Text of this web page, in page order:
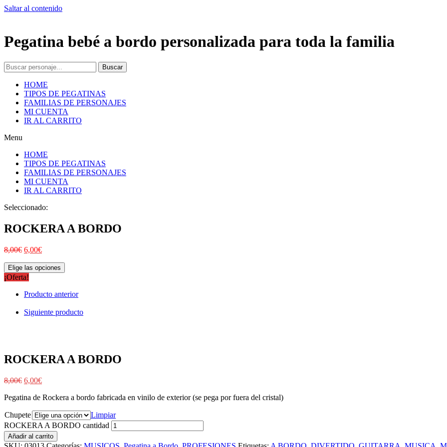
Saltar al contenido
Pegatina bebé a bordo personalizada para toda la familia
Buscar
HOME
TIPOS DE PEGATINAS
FAMILIAS DE PERSONAJES
MI CUENTA
IR AL CARRITO
Menu
HOME
TIPOS DE PEGATINAS
FAMILIAS DE PERSONAJES
MI CUENTA
IR AL CARRITO
Seleccionado:
ROCKERA A BORDO
8,00€ 6,00€
Elige las opciones
¡Oferta!
Producto anterior
Siguiente producto
ROCKERA A BORDO
8,00€ 6,00€
Pegatina de Rockera a bordo fabricada en vinilo de exterior (se pega por fuera del cristal)
Chupete
Limpiar
ROCKERA A BORDO cantidad
Añadir al carrito